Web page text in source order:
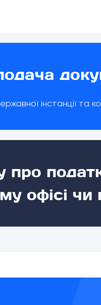
інстанції та
про
офісі